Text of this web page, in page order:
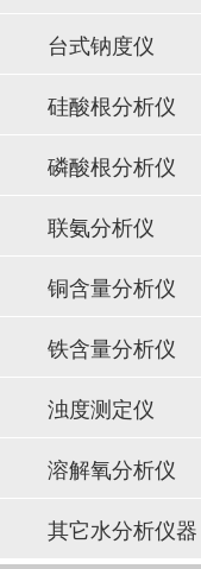
台式钠度仪
硅酸根分析仪
磷酸根分析仪
联氨分析仪
铜含量分析仪
铁含量分析仪
浊度测定仪
溶解氧分析仪
其它水分析仪器